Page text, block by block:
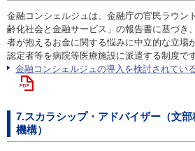
金融コンシェルジュは、金融庁の官民ラウン
齢化社会と金融サービス」の報告書に基づき
者が抱えるお金に関する悩みに中立的な立場
認定者等を病院等医療施設に派遣する制度です
金融コンシェルジュの導入を検討されてい
7.スカラシップ・アドバイザー（文
機構）